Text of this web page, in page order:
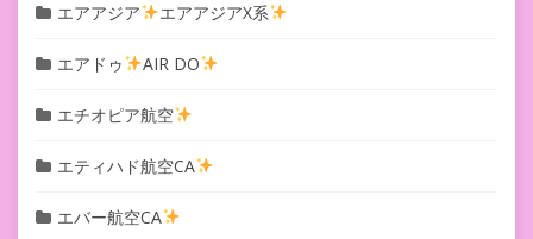
エアアジア エアアジアX系
エアドゥ AIR DO
エチオピア航空
エティハド航空CA
エバー航空CA